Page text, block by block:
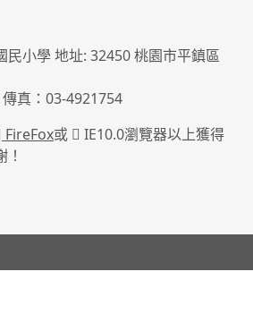
民小學 地址: 32450 桃園市平鎮區
真：03-4921754
FireFox或
IE10.0瀏覽器以上獲得